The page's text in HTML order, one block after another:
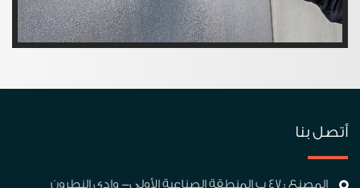
أتصل بنا
المصنع : 47 ب المنطقة الصناعية الأولى- وادى النطرون